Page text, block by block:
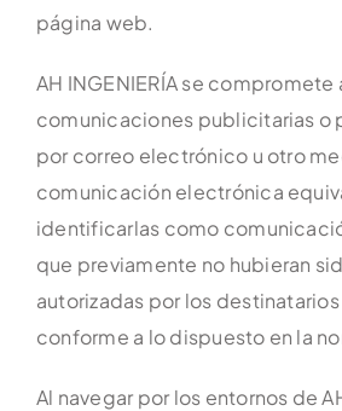
página web.
AH INGENIERÍA se compromete
comunicaciones publicitarias o
por correo electrónico u otro
comunicación electrónica
identificarlas como
que previamente no hubieran
autorizadas por los
conforme a lo dispuesto en la
Al navegar por los entornos de